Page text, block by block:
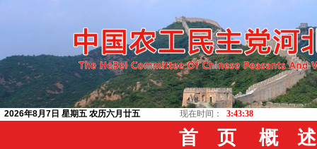
2026年8月7日 星期五 农历六月廿五 现在时间： 3:43:39
首 页 概 述